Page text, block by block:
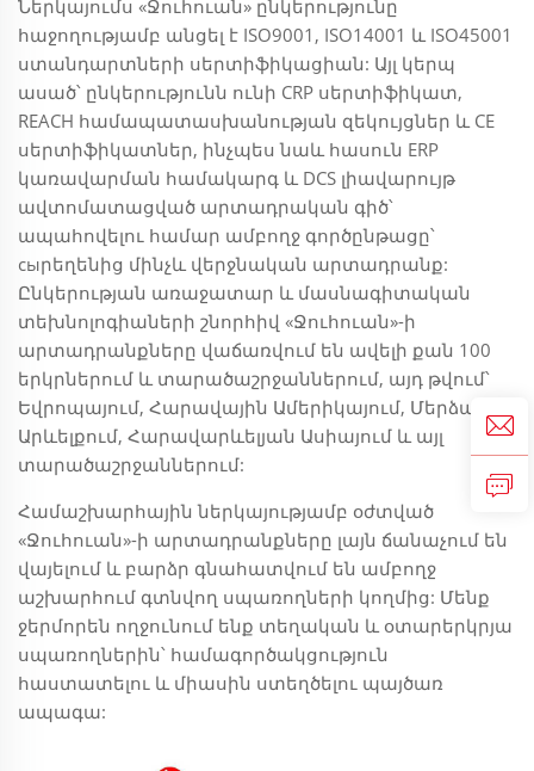
Ներկայումս «Ջուհուան» ընկերությունը
հաջողությամբ անցել է ISO9001, ISO14001 և ISO45001
ստանդարտների սերտիֆիկացիան: Այլ կերպ
ասած՝ ընկերությունն ունի CRP սերտիֆիկատ,
REACH համապատասխանության զեկույցներ և CE
սերտիֆիկատներ, ինչպես նաև հասուն ERP
կառավարման համակարգ և DCS լիավարույթ
ավտոմատացված արտադրական գիծ՝
ապահովելու համար ամբողջ գործընթացը՝
сыրեղենից մինչև վերջնական արտադրանք:
Ընկերության առաջատար և մասնագիտական
տեխնոլոգիաների շնորհիվ «Ջուհուան»-ի
արտադրանքները վաճառվում են ավելի քան 100
երկրներում և տարածաշրջաններում, այդ թվում՝
Եվրոպայում, Հարավային Ամերիկայում, Մերձավոր
Արևելքում, Հարավարևելյան Ասիայում և այլ
տարածաշրջաններում:
Համաշխարհային ներկայությամբ օժտված
«Ջուհուան»-ի արտադրանքները լայն ճանաչում են
վայելում և բարձր գնահատվում են ամբողջ
աշխարհում գտնվող սպառողների կողմից: Մենք
ջերմորեն ողջունում ենք տեղական և օտարերկրյա
սպառողներին՝ համագործակցություն
հաստատելու և միասին ստեղծելու պայծառ
ապագա: